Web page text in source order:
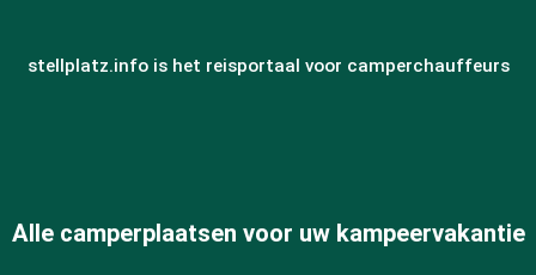
stellplatz.info is het reisportaal voor camperchauffeurs
Alle camperplaatsen voor uw kampeervakantie